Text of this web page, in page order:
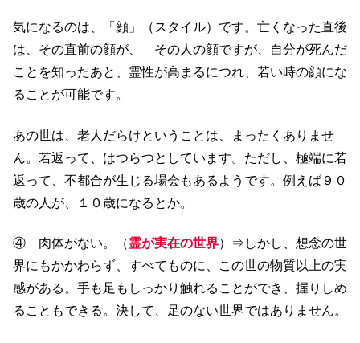
気になるのは、「顔」（スタイル）です。亡くなった直後
は、その直前の顔が、 その人の顔ですが、自分が死んだ
ことを知ったあと、霊性が高まるにつれ、若い時の顔にな
ることが可能です。
あの世は、老人だらけということは、まったくありませ
ん。若返って、はつらつとしています。ただし、極端に若
返って、不都合が生じる場会もあるようです。例えば９０
歳の人が、１０歳になるとか。
④ 肉体がない。（霊が実在の世界）⇒しかし、想念の世
界にもかかわらず、すべてものに、この世の物質以上の実
感がある。手も足もしっかり触れることができ、握りしめ
ることもできる。決して、足のない世界ではありません。